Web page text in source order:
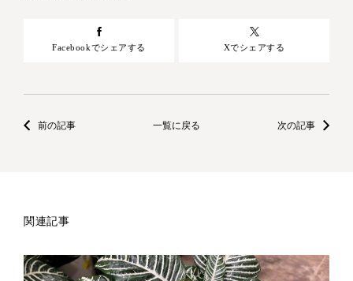
Facebookでシェアする Xでシェアする
前の記事 一覧に戻る 次の記事
関連記事